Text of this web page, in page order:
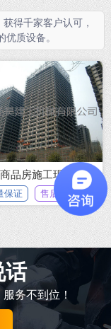
得千家客户认可，
质设备。
品房施工现场
保证 售后无忧
话
务不到位！